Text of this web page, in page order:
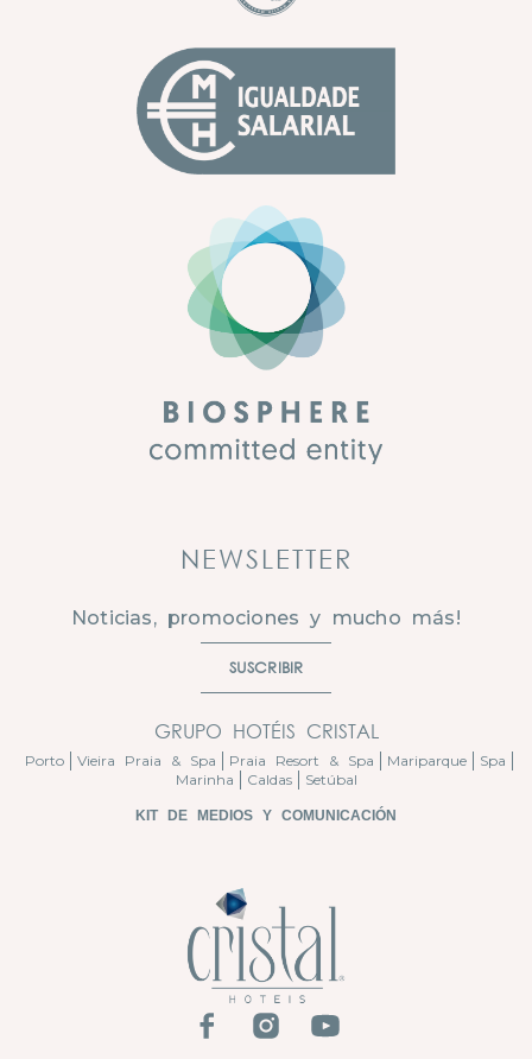
NEWSLETTER
Noticias, promociones y mucho más!
SUSCRIBIR
GRUPO HOTÉIS CRISTAL
Porto Vieira Praia & Spa Praia Resort & Spa Mariparque
Spa
Marinha
Caldas Setúbal
KIT DE MEDIOS Y COMUNICACIÓN